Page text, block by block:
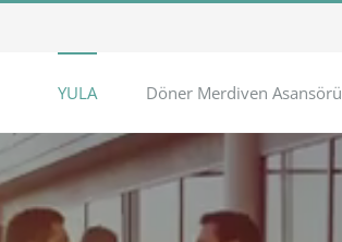
YULA Döner Merdiven Asansörü